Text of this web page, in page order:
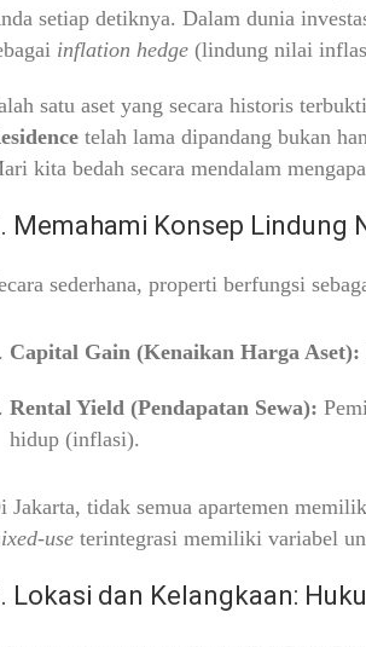
setiap detiknya. Dalam dunia
inflation hedge(lindung nilai
satu aset yang secara historis
telah lama dipandang bukan
kita bedah secara mendalam
Memahami Konsep Lindung
sederhana, properti berfungsi
Capital Gain (Kenaikan Harga Aset):
Rental Yield (Pendapatan Sewa):
hidup (inflasi).
Jakarta, tidak semua apartemen
useterintegrasi memiliki variabel
Lokasi dan Kelangkaan: